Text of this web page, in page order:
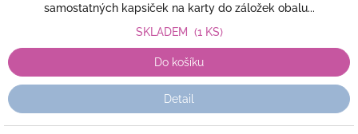
samostatných kapsiček na karty do záložek obalu...
SKLADEM (1 KS)
Do košíku
Detail